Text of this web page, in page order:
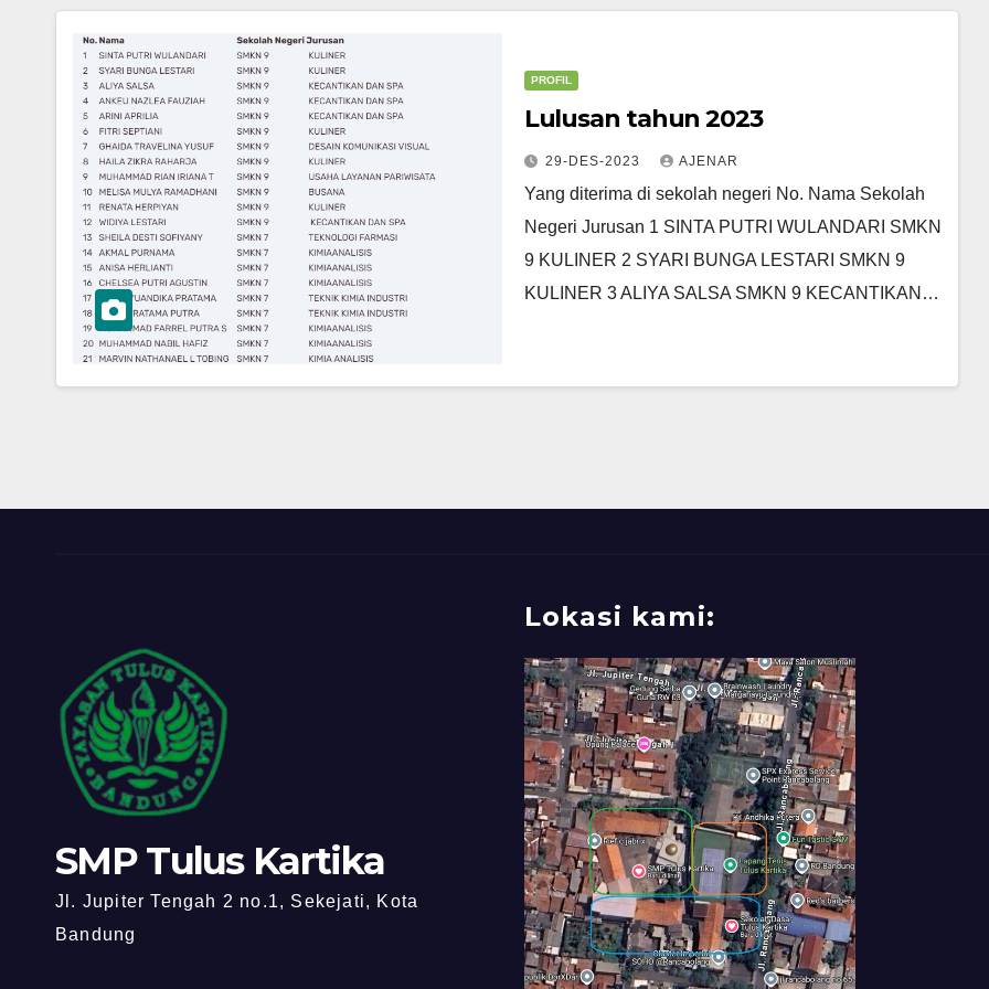
PROFIL
Lulusan tahun 2023
29-DES-2023 AJENAR
Yang diterima di sekolah negeri No. Nama Sekolah
Negeri Jurusan 1 SINTA PUTRI WULANDARI SMKN
9 KULINER 2 SYARI BUNGA LESTARI SMKN 9
KULINER 3 ALIYA SALSA SMKN 9 KECANTIKAN…
SMP Tulus Kartika
Jl. Jupiter Tengah 2 no.1, Sekejati, Kota
Bandung
Lokasi kami: